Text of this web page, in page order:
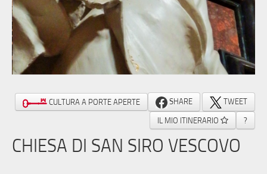
CULTURA A PORTE APERTE SHARE
TWEET
IL MIO ITINERARIO
?
CHIESA DI SAN SIRO VESCOVO